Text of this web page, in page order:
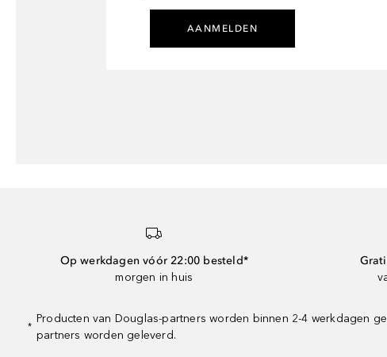
AANMELDEN
Op werkdagen vóór 22:00 besteld*
morgen in huis
*
Producten van Douglas-partners worden binnen 2-4 werkdagen
partners worden geleverd.